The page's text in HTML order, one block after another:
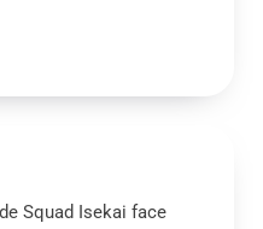
Squad Isekai face